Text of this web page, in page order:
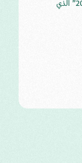
الخامسة من برنامج “بصمات مدن المستقبل 2026” الذي